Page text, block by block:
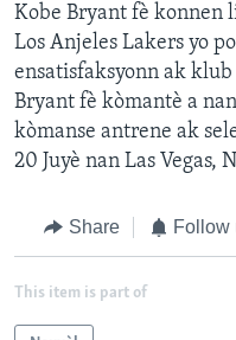
Kobe Bryant fè konnen
Los Anjeles Lakers yo
ensatisfaksyonn ak
Bryant fè kòmantè a
kòmanse antrene ak
20 Juyè nan Las Vegas,
Share Follow
This item is part of